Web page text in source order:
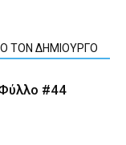
ΤΟΝ ΔΗΜΙΟΥΡΓΟ
#44